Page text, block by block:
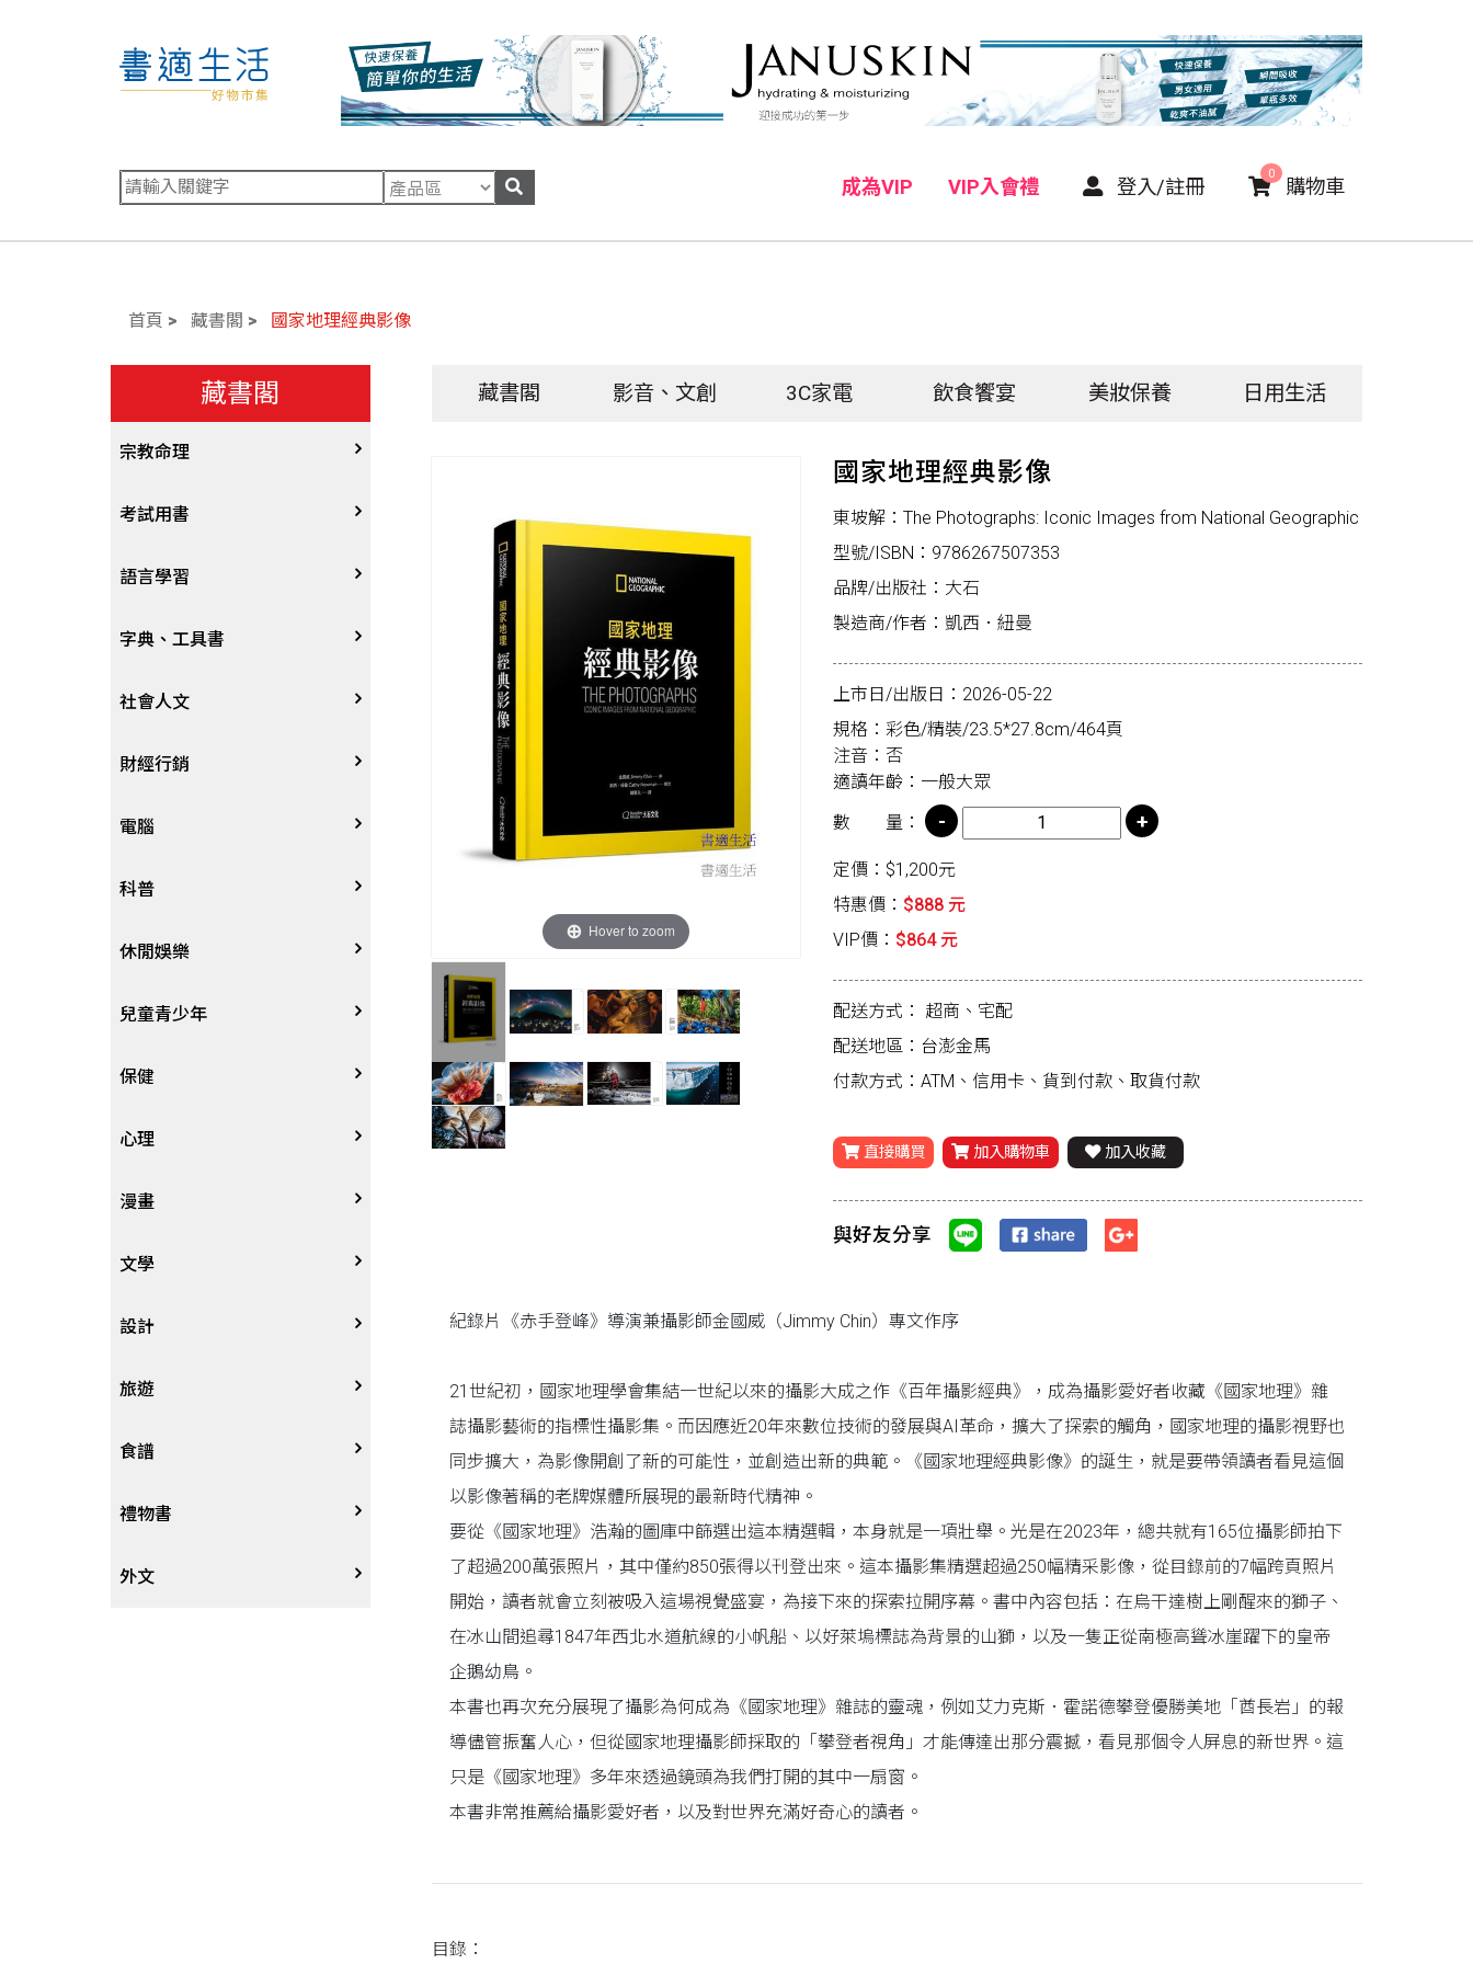
成為VIP VIP入會禮 登入/註冊 購物車
0
首頁 藏書閣 國家地理經典影像
藏書閣
宗教命理
宗教
星象星座命理
考試用書
四技二專大學
國考、檢定
留學考試
學習法/考試方法
國中小參考書
語言學習
英語/美語
日語
韓語
歐語
東南亞語
閩南語/台語
其他語言
中文
字典、工具書
字辭典
百科、圖鑑
地圖集
其他工具書
社會人文
社會學、人文思想
法律
政治
軍事
哲學
歷史地理
歷史人物傳記
兩岸國際
財經行銷
行銷廣告
談判溝通
電子商務&趨勢
生涯規劃
經營管理、成功學
商學、經濟學
投資理財
人物傳記
職場工作術
電腦
軟體
硬體
技能檢定
電玩攻略
其他
科普
大自然動植物
天文地理
物理化學
科普
數學
航空
休閒娛樂
體育運動
音樂、樂譜
繪畫/書法
攝影
電影
棋藝桌遊
寵物
時尚、瘦身、芳療
戲劇、舞蹈
動腦解謎
兒童青少年
0~3歲
4~8歲
8~12歲
12~18歲
遊戲書
英語書
教育教養
保健
家庭、親子
疾病養生
醫療人文
心理
心理學
勵志成長
人際關係
生老病死
漫畫
漫畫
圖文繪本
限制級漫畫
文學
中文文學
中文詩詞
武俠小說
奇幻恐佈小說
推理小說
設計
藝術設計
居家佈置
建築工藝
園藝
旅遊
台灣
中港澳
日韓
食譜
中式
西式
禮物書
外文
藏書閣 影音、文創 3C家電 飲食饗宴 美妝保養 日用生活
Hover to zoom
國家地理經典影像
東坡解：The Photographs: Iconic Images from National Geographic
型號/ISBN：9786267507353
品牌/出版社：大石
製造商/作者：凱西．紐曼
上市日/出版日：2026-05-22
規格：彩色/精裝/23.5*27.8cm/464頁
注音：否
適讀年齡：一般大眾
數 量：
定價：$1,200元
特惠價： $888 元
VIP價： $864 元
配送方式： 超商、宅配
配送地區：台澎金馬
付款方式：ATM、信用卡、貨到付款、取貨付款
直接購買 加入購物車 加入收藏
與好友分享
紀錄片《赤手登峰》導演兼攝影師金國威（Jimmy Chin）專文作序
21世紀初，國家地理學會集結一世紀以來的攝影大成之作《百年攝影經典》，成為攝影愛好者收藏《國家地理》雜
誌攝影藝術的指標性攝影集。而因應近20年來數位技術的發展與AI革命，擴大了探索的觸角，國家地理的攝影視野也
同步擴大，為影像開創了新的可能性，並創造出新的典範。《國家地理經典影像》的誕生，就是要帶領讀者看見這個
以影像著稱的老牌媒體所展現的最新時代精神。
要從《國家地理》浩瀚的圖庫中篩選出這本精選輯，本身就是一項壯舉。光是在2023年，總共就有165位攝影師拍下
了超過200萬張照片，其中僅約850張得以刊登出來。這本攝影集精選超過250幅精采影像，從目錄前的7幅跨頁照片
開始，讀者就會立刻被吸入這場視覺盛宴，為接下來的探索拉開序幕。書中內容包括：在烏干達樹上剛醒來的獅子、
在冰山間追尋1847年西北水道航線的小帆船、以好萊塢標誌為背景的山獅，以及一隻正從南極高聳冰崖躍下的皇帝
企鵝幼鳥。
本書也再次充分展現了攝影為何成為《國家地理》雜誌的靈魂，例如艾力克斯．霍諾德攀登優勝美地「酋長岩」的報
導儘管振奮人心，但從國家地理攝影師採取的「攀登者視角」才能傳達出那分震撼，看見那個令人屏息的新世界。這
只是《國家地理》多年來透過鏡頭為我們打開的其中一扇窗。
本書非常推薦給攝影愛好者，以及對世界充滿好奇心的讀者。
目錄：